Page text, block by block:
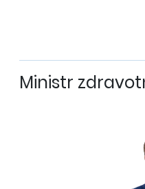
Ministr